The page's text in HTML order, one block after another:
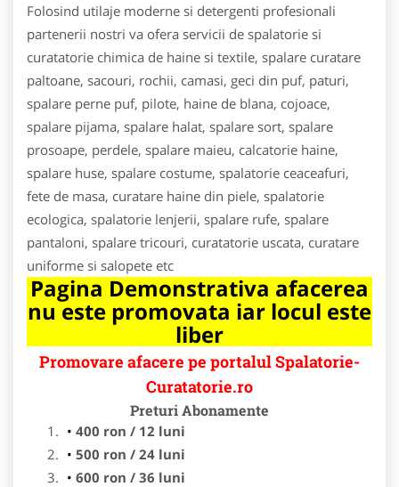
Folosind utilaje moderne si detergenti profesionali
partenerii nostri va ofera servicii de spalatorie si
curatatorie chimica de haine si textile, spalare curatare
paltoane, sacouri, rochii, camasi, geci din puf, paturi,
spalare perne puf, pilote, haine de blana, cojoace,
spalare pijama, spalare halat, spalare sort, spalare
prosoape, perdele, spalare maieu, calcatorie haine,
spalare huse, spalare costume, spalatorie ceaceafuri,
fete de masa, curatare haine din piele, spalatorie
ecologica, spalatorie lenjerii, spalare rufe, spalare
pantaloni, spalare tricouri, curatatorie uscata, curatare
uniforme si salopete etc
Pagina Demonstrativa afacerea
nu este promovata iar locul este
liber
Promovare afacere pe portalul Spalatorie-
Curatatorie.ro
Preturi Abonamente
400 ron / 12 luni
500 ron / 24 luni
600 ron / 36 luni